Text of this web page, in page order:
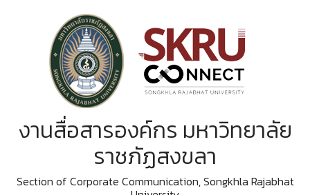
งานสื่อสารองค์กร มหาวิทยาลัย
ราชภัฏสงขลา
Section of Corporate Communication, Songkhla Rajabhat